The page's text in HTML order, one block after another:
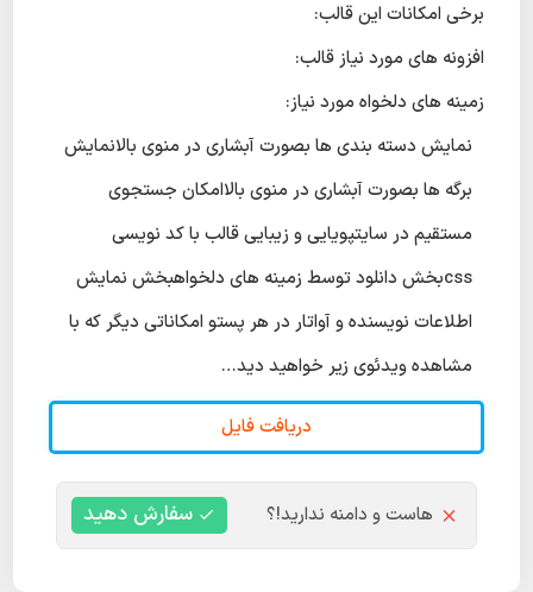
برخی امکانات این قالب:
افزونه های مورد نیاز قالب:
زمینه های دلخواه مورد نیاز:
نمایش دسته بندی ها بصورت آبشاری در منوی بالانمایش
برگه ها بصورت آبشاری در منوی بالاامکان جستجوی
مستقیم در سایتپویایی و زیبایی قالب با کد نویسی
cssبخش دانلود توسط زمینه های دلخواهبخش نمایش
اطلاعات نویسنده و آواتار در هر پستو امکاناتی دیگر که با
مشاهده ویدئوی زیر خواهید دید…
دریافت فایل
هاست و دامنه ندارید!؟ سفارش دهید